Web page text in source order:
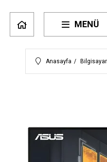
MENÜ
Anasayfa